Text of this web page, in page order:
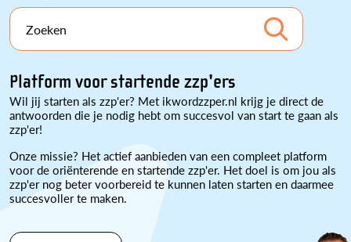
Zoeken
Platform voor startende zzp'ers
Wil jij starten als zzp'er? Met ikwordzzper.nl krijg je direct de
antwoorden die je nodig hebt om succesvol van start te gaan als
zzp'er!
Onze missie? Het actief aanbieden van een compleet platform
voor de oriënterende en startende zzp'er. Het doel is om jou als
zzp'er nog beter voorbereid te kunnen laten starten en daarmee
succesvoller te maken.